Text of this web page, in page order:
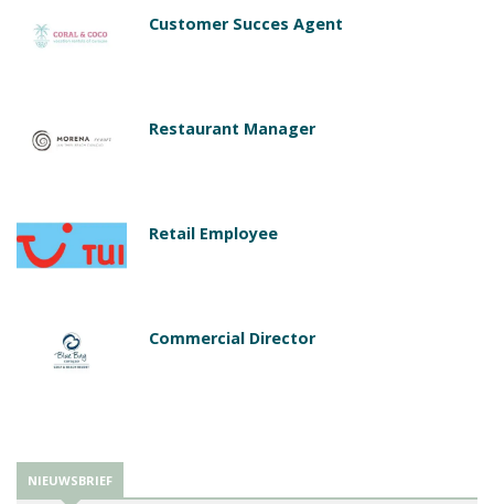
Customer Succes Agent
Restaurant Manager
Retail Employee
Commercial Director
NIEUWSBRIEF